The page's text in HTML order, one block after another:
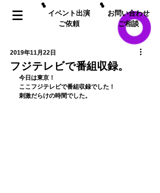
イベント出演
ご依頼
お問い合わせ
ご相談
フジテレビで番組収録。
2019年11月22日
今日は東京！
ここフジテレビで番組収録でした！
刺激だらけの時間でした。